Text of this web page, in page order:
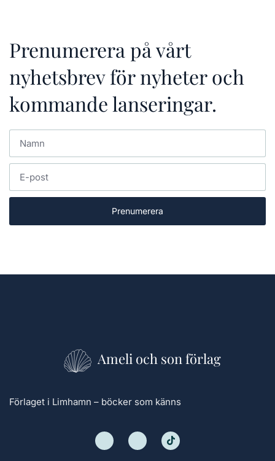
Prenumerera på vårt
nyhetsbrev för nyheter och
kommande lanseringar.
Prenumerera
Ameli och son förlag
Förlaget i Limhamn – böcker som känns